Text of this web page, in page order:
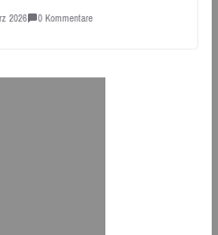
2026 0 Kommentare